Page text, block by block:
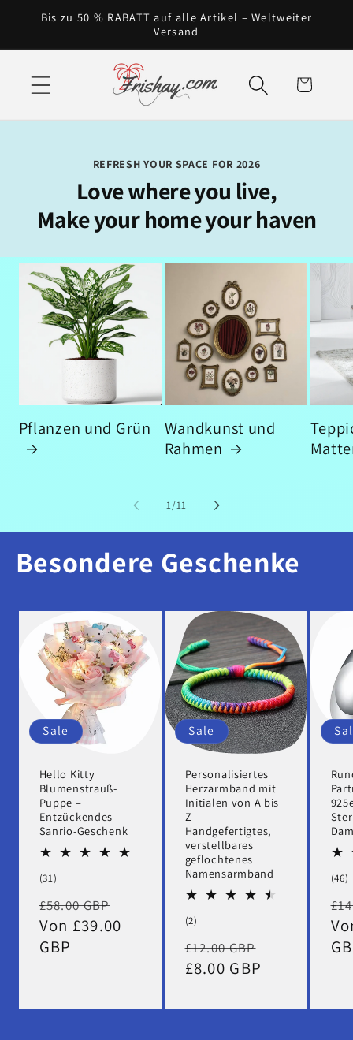
zum
Bis zu 50 % RABATT auf alle Artikel – Weltweiter
Versand
Warenkorb
REFRESH YOUR SPACE FOR 2026
Love where you live,
Make your home your haven
Pflanzen und Grün
Wandkunst und
Rahmen
1/von
11
Besondere Geschenke
Sale
Hello Kitty
Blumenstrauß-
Puppe –
Entzückendes
Sanrio-Geschenk
(31)
insgesamt
Normaler
Preis
£58.00 GBP
Verkaufspreis
Von £39.00
GBP
Sale
Personalisiertes
Herzarmband mit
Initialen von A bis
Z –
Handgefertigtes,
verstellbares
geflochtenes
Namensarmband
(2)
insgesamt
Normaler
Preis
£12.00 GBP
£8.00 GBP
(46)